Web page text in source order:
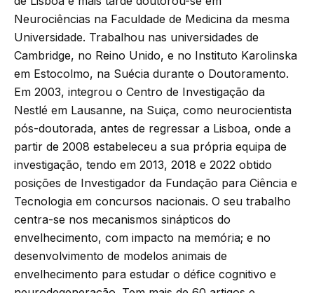
Neurociências na Faculdade de Medicina da mesma
Universidade. Trabalhou nas universidades de
Cambridge, no Reino Unido, e no Instituto Karolinska
em Estocolmo, na Suécia durante o Doutoramento.
Em 2003, integrou o Centro de Investigação da
Nestlé em Lausanne, na Suiça, como neurocientista
pós-doutorada, antes de regressar a Lisboa, onde a
partir de 2008 estabeleceu a sua própria equipa de
investigação, tendo em 2013, 2018 e 2022 obtido
posições de Investigador da Fundação para Ciência e
Tecnologia em concursos nacionais. O seu trabalho
centra-se nos mecanismos sinápticos do
envelhecimento, com impacto na memória; e no
desenvolvimento de modelos animais de
envelhecimento para estudar o défice cognitivo e